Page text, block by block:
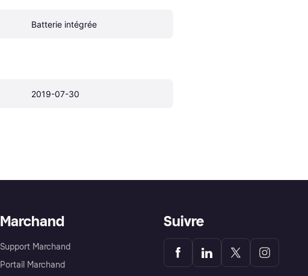
Batterie intégrée
2019-07-30
Marchand
Support Marchand
Portail Marchand
Suivre